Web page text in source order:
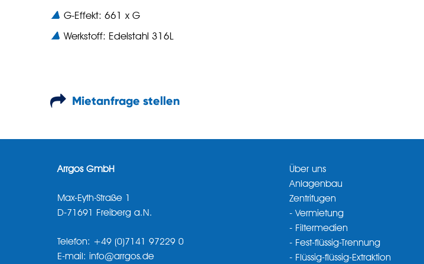
G-Effekt: 661 x G
Werkstoff: Edelstahl 316L
Mietanfrage stellen
Arrgos GmbH
Max-Eyth-Straße 1
D-71691 Freiberg a.N.
Telefon: +49 (0)7141 97229 0
E-mail: info@arrgos.de
Über uns
Anlagenbau
Zentrifugen
- Vermietung
- Filtermedien
- Fest-flüssig-Trennung
- Flüssig-flüssig-Extraktion